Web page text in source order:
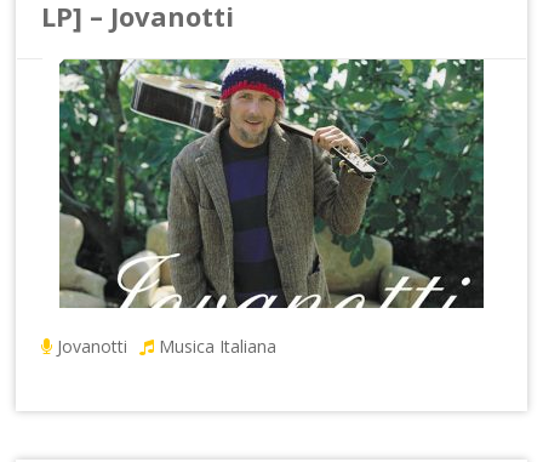
LP] – Jovanotti
Jovanotti Musica Italiana